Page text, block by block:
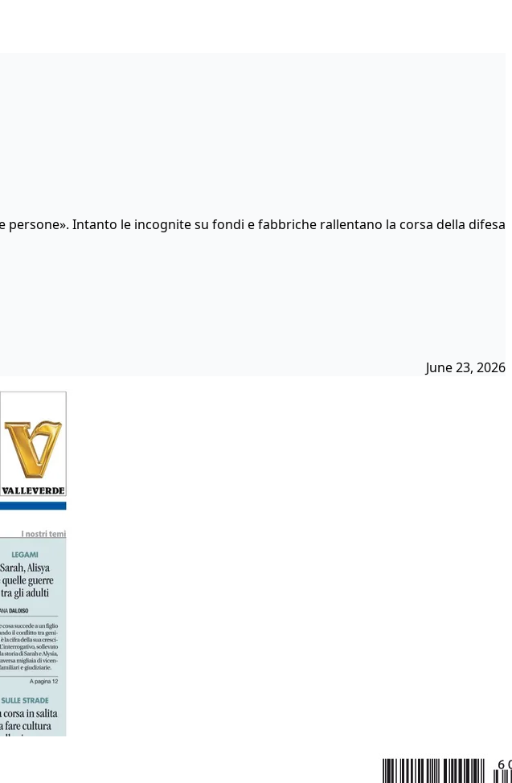
Intanto le incognite su fondi e fabbriche rallentano la corsa della difesa
June 23, 2026